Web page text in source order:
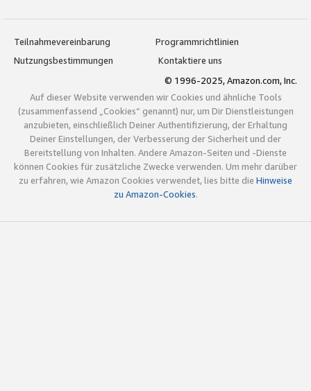
Teilnahmevereinbarung
Programmrichtlinien
Nutzungsbestimmungen
Kontaktiere uns
© 1996-2025, Amazon.com, Inc.
Auf dieser Website verwenden wir Cookies und ähnliche Tools
(zusammenfassend „Cookies“ genannt) nur, um Dir Dienstleistungen
anzubieten, einschließlich Deiner Authentifizierung, der Erhaltung
Deiner Einstellungen, der Verbesserung der Sicherheit und der
Bereitstellung von Inhalten. Andere Amazon-Seiten und -Dienste
können Cookies für zusätzliche Zwecke verwenden. Um mehr darüber
zu erfahren, wie Amazon Cookies verwendet, lies bitte die Hinweise
zu Amazon-Cookies.